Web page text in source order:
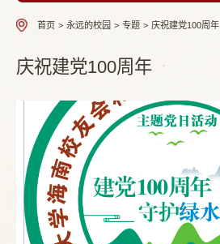
首页 > 永远的校园 > 专题 > 庆祝建党100周年
庆祝建党100周年